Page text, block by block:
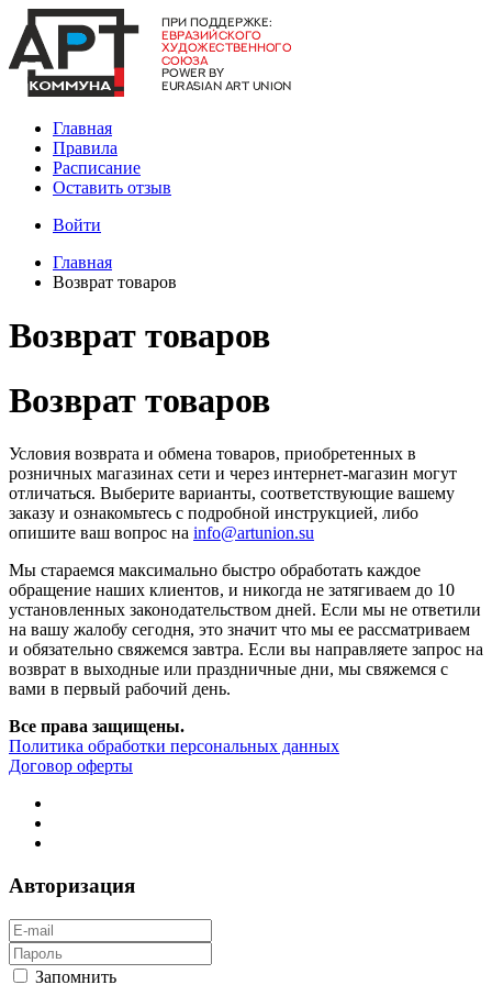
Главная
Правила
Расписание
Оставить отзыв
Войти
Главная
Возврат товаров
Возврат товаров
Возврат товаров
Условия возврата и обмена товаров, приобретенных в
розничных магазинах сети и через интернет-магазин могут
отличаться. Выберите варианты, соответствующие вашему
заказу и ознакомьтесь с подробной инструкцией, либо
опишите ваш вопрос на info@artunion.su
Мы стараемся максимально быстро обработать каждое
обращение наших клиентов, и никогда не затягиваем до 10
установленных законодательством дней. Если мы не ответили
на вашу жалобу сегодня, это значит что мы ее рассматриваем
и обязательно свяжемся завтра. Если вы направляете запрос на
возврат в выходные или праздничные дни, мы свяжемся с
вами в первый рабочий день.
Все права защищены.
Политика обработки персональных данных
Договор оферты
Авторизация
Запомнить